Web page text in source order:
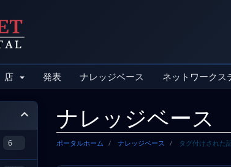
店 発表 ナレッジベース ネットワークス
ナレッジベース
ポータルホーム ナレッジベース タグ付けされた
6